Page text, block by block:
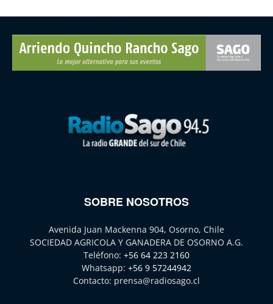
SOBRE NOSOTROS
Avenida Juan Mackenna 904, Osorno, Chile
SOCIEDAD AGRICOLA Y GANADERA DE OSORNO A.G.
Teléfono: +56 64 223 2160
Whatsapp: +56 9 57244942
Contacto: prensa@radiosago.cl